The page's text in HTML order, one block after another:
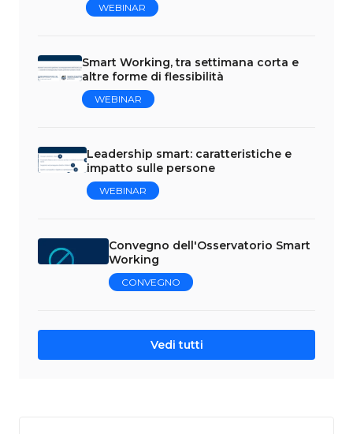
WEBINAR
Smart Working, tra settimana corta e
altre forme di flessibilità
WEBINAR
Leadership smart: caratteristiche e
impatto sulle persone
WEBINAR
Convegno dell'Osservatorio Smart
Working
CONVEGNO
Vedi tutti